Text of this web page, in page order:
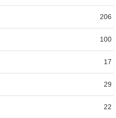
206
100
17
29
22